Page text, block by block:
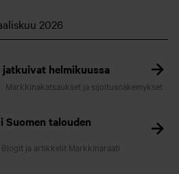
2026
helmikuussa
Markkinakatsaukset ja sijoitusnäkemykset
Suomen talouden
Blogit ja artikkelit Markkinaraati